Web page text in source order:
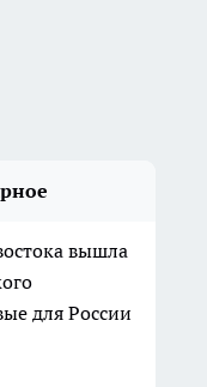
вышла
для России